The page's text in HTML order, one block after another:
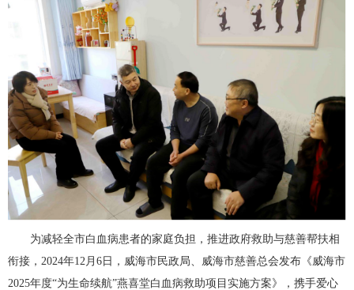
为减轻全市白血病患者的家庭负担，推进政府救助与慈善帮扶相
衔接，2024年12月6日，威海市民政局、威海市慈善总会发布《威海市
2025年度“为生命续航”燕喜堂白血病救助项目实施方案》，携手爱心